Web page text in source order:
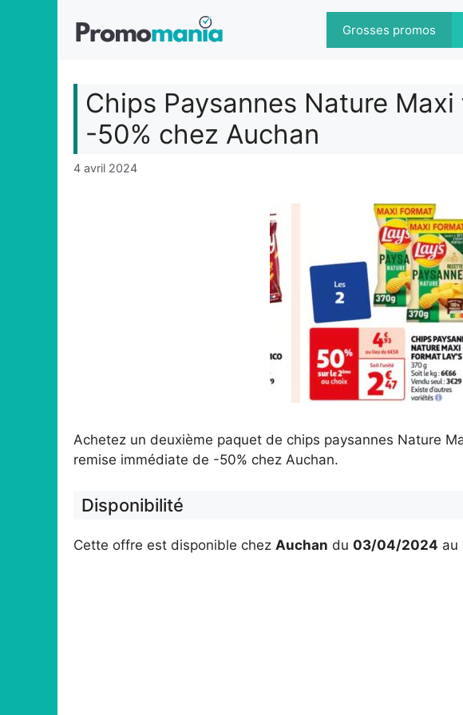
Grosses promos
Chips Paysannes Nature Maxi
-50% chez Auchan
4 avril 2024
Achetez un deuxième paquet de chips paysannes Nature
remise immédiate de -50% chez Auchan.
Disponibilité
Cette offre est disponible chez Auchan du 03/04/2024 au